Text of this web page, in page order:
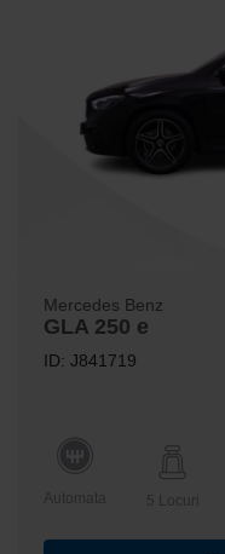
Mercedes Benz
GLA 250 e
ID: J841719
Automata 5 Locuri